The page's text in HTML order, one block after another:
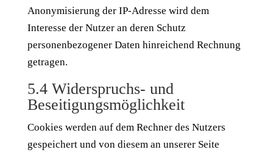
Anonymisierung der IP-Adresse wird dem
Interesse der Nutzer an deren Schutz
personenbezogener Daten hinreichend Rechnung
getragen.
5.4 Widerspruchs- und
Beseitigungsmöglichkeit
Cookies werden auf dem Rechner des Nutzers
gespeichert und von diesem an unserer Seite